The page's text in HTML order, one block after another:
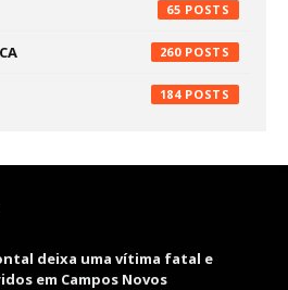
65
260
184
deixa uma vítima fatal e
em Campos Novos